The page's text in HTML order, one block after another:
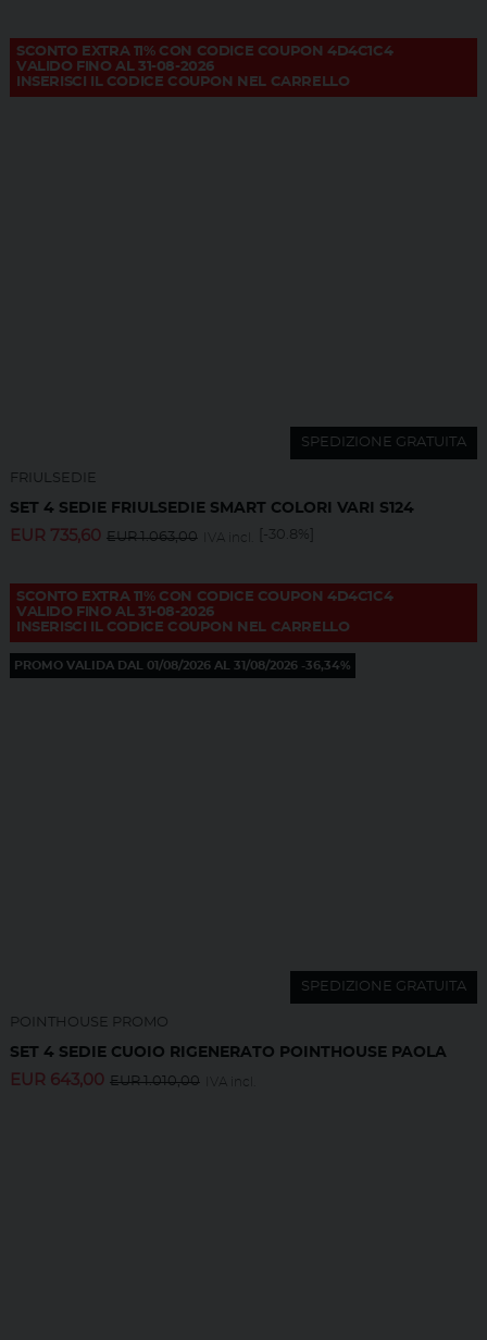
SCONTO EXTRA 11% CON CODICE COUPON 4D4C1C4
VALIDO FINO AL 31-08-2026
INSERISCI IL CODICE COUPON NEL CARRELLO
SPEDIZIONE GRATUITA
FRIULSEDIE
SET 4 SEDIE FRIULSEDIE SMART COLORI VARI S124
EUR 735,60 EUR1.063,00 IVA incl. [-30.8%]
SCONTO EXTRA 11% CON CODICE COUPON 4D4C1C4
VALIDO FINO AL 31-08-2026
INSERISCI IL CODICE COUPON NEL CARRELLO
PROMO VALIDA DAL 01/08/2026 AL 31/08/2026 -36,34%
SPEDIZIONE GRATUITA
POINTHOUSE PROMO
SET 4 SEDIE CUOIO RIGENERATO POINTHOUSE PAOLA
EUR 643,00 EUR1.010,00 IVA incl.